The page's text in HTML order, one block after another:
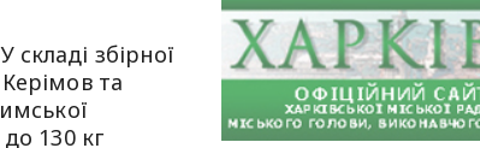
збірної
та
130 кг